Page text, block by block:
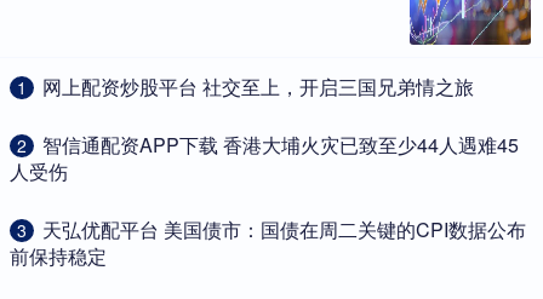
1 ​网上配资炒股平台 社交至上，开启三国兄弟情之旅
2
​智信通配资APP下载 香港大埔火灾已致至少44人遇难45
人受伤
3
​天弘优配平台 美国债市：国债在周二关键的CPI数据公布
前保持稳定